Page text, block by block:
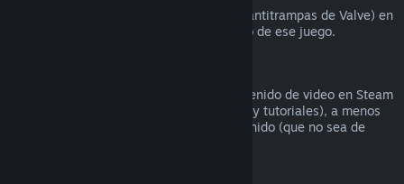
Si te han bloqueado por VAC (el sistema antitrampas de Valve) en
un juego, pierdes el derecho al reembolso de ese juego.
No podemos ofrecer reembolsos por contenido de video en Steam
(p. ej., películas, cortos, series, episodios y tutoriales), a menos
que el video venga en lote con otro contenido (que no sea de